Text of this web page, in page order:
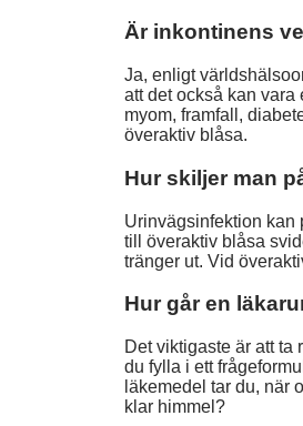
Är inkontinens
Ja, enligt
att det också kan
myom, framfall,
överaktiv blåsa.
Hur skiljer man
Urinvägsinfektion kan
till överaktiv blåsa
tränger ut. Vid
Hur går en
Det viktigaste är att ta
du fylla i ett
läkemedel tar du, när
klar himmel?